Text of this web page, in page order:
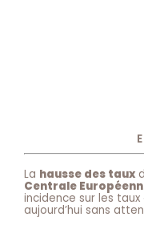
La hausse des taux
Centrale
incidence sur les
aujourd’hui sans